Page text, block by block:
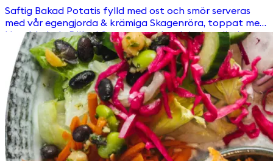
Saftig Bakad Potatis fylld med ost och smör serveras
med vår egengjorda & krämiga Skagenröra, toppat med
Handskalade Räkor! Serveras med en krispig sallad.